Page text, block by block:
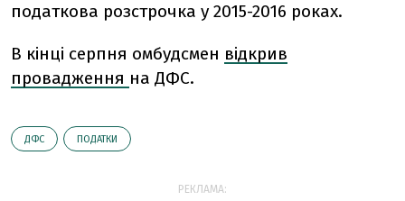
податкова розстрочка у 2015-2016 роках.
В кінці серпня омбудсмен відкрив
провадження на ДФС.
ДФС ПОДАТКИ
РЕКЛАМА: